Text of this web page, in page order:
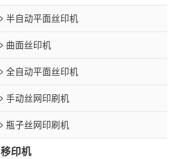
半自动平面丝印机
曲面丝印机
全自动平面丝印机
手动丝网印刷机
瓶子丝网印刷机
移印机